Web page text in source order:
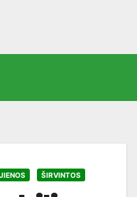
ŠIRVINTOS